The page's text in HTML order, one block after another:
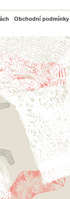
Obchodní podmínky
PayPal